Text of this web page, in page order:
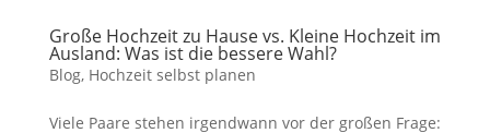
Große Hochzeit zu Hause vs. Kleine Hochzeit im
Ausland: Was ist die bessere Wahl?
Blog, Hochzeit selbst planen
Viele Paare stehen irgendwann vor der großen Frage: